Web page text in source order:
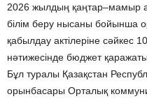
2026 жылдың қаңтар–мамыр
білім беру нысаны бойынша
қабылдау актілеріне сәйкес
нәтижесінде бюджет
Бұл туралы Қазақстан
орынбасары Орталық